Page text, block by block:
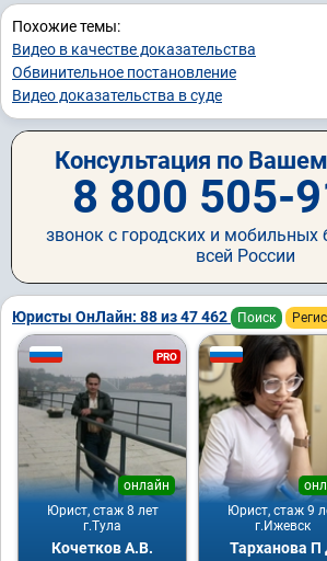
Похожие темы:
Видео в качестве доказательства
Обвинительное постановление
Видео доказательства в суде
Консультация по
8 800 505-
звонок с городских и мобильных
всей России
Юристы ОнЛайн: 88 из 47 462 Поиск
PRO
Юрист, стаж 8 лет
онлайн
г.Тула
Кочетков А.В.
Юрист, стаж 9
г.Ижевск
Тарханова П